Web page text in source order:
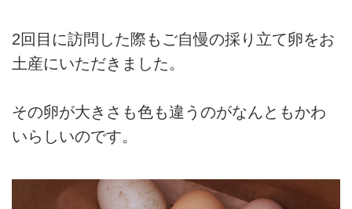
2回目に訪問した際もご自慢の採り立て卵をお
土産にいただきました。
その卵が大きさも色も違うのがなんともかわ
いらしいのです。